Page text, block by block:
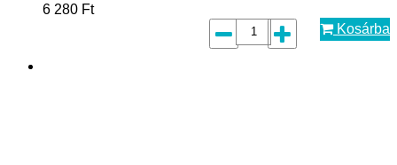
6 280 Ft
Kosárba